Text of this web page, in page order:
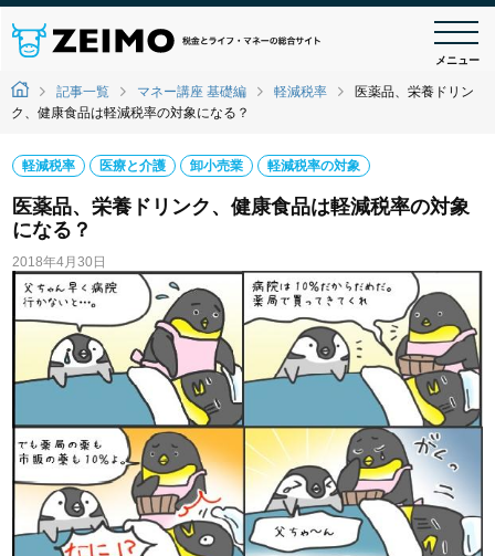
メニュー
記事一覧 マネー講座 基礎編 軽減税率
医薬品、栄養ドリン
ク、健康食品は軽減税率の対象になる？
軽減税率 医療と介護 卸小売業 軽減税率の対象
医薬品、栄養ドリンク、健康食品は軽減税率の対象
になる？
2018年4月30日